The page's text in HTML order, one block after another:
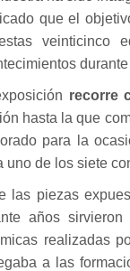
que el
veinticinco
recorre
hasta la que
para la
uno de los siete
las piezas
años
realizadas
a las